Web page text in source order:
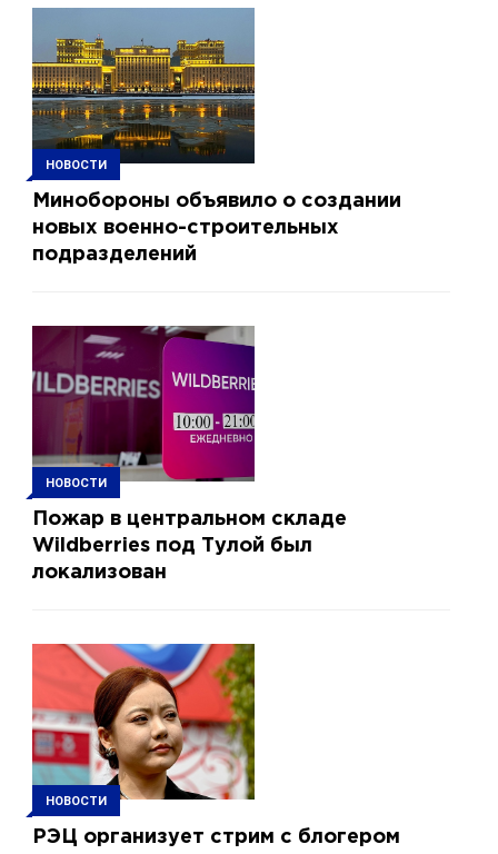
НОВОСТИ
Минобороны объявило о создании
новых военно-строительных
подразделений
НОВОСТИ
Пожар в центральном складе
Wildberries под Тулой был
локализован
НОВОСТИ
РЭЦ организует стрим с блогером